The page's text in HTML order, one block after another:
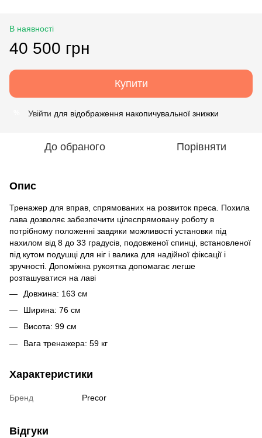
В наявності
40 500 грн
Купити
Увійти для відображення накопичувальної знижки
До обраного Порівняти
Опис
Тренажер для вправ, спрямованих на розвиток преса. Похила
лава дозволяє забезпечити цілеспрямовану роботу в
потрібному положенні завдяки можливості установки під
нахилом від 8 до 33 градусів, подовженої спинці, встановленої
під кутом подушці для ніг і валика для надійної фіксації і
зручності. Допоміжна рукоятка допомагає легше
розташуватися на лаві
Довжина: 163 см
Ширина: 76 см
Висота: 99 см
Вага тренажера: 59 кг
Характеристики
Бренд Precor
Відгуки